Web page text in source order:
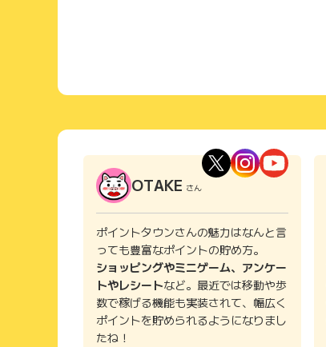
OTAKE さん
ポイントタウンさんの魅力はなんと言
っても豊富なポイントの貯め方。
ショッピングやミニゲーム、アンケー
トやレシートなど。最近では移動や歩
数で稼げる機能も実装されて、幅広く
ポイントを貯められるようになりまし
たね！